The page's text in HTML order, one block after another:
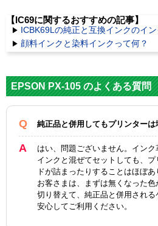
【IC69に関するおすすめの記事】
ICBK69Lの純正と互換インクのイ
顔料インクと染料インクって何？
EPSON PX-105 のよくある質問
純正品と併用してもプリンターは
はい、問題ございません。イン
インクと混ぜてセットしても、
ドが詰まったりすることはほぼ
お客さまは、まずは無くなった
切り替えて、純正品と併用される
安心してご利用ください。